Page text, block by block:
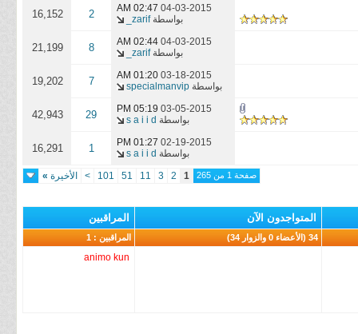
04-03-2015
02:47 AM
بواسطةzarif_
2
16,152
04-03-2015
02:44 AM
بواسطةzarif_
8
21,199
03-18-2015
01:20 AM
بواسطة specialmanvip
7
19,202
03-05-2015
05:19 PM
بواسطة s a i i d
29
42,943
02-19-2015
01:27 PM
بواسطة s a i i d
1
16,291
صفحة 1 من 265 1
2
3
11
51
101
> الأخيرة »
المتواجدون الآن المراقبين
34 (الأعضاء 0 والزوار 34) المراقبين : 1
animo kun